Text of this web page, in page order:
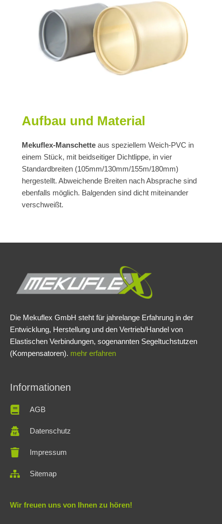
Aufbau und Material
Mekuflex-Manschette aus speziellem Weich-PVC in
einem Stück, mit beidseitiger Dichtlippe, in vier
Standardbreiten (105mm/130mm/155m/180mm)
hergestellt. Abweichende Breiten nach Absprache sind
ebenfalls möglich. Balgenden sind dicht miteinander
verschweißt.
Die Mekuflex GmbH steht für jahrelange Erfahrung in der
Entwicklung, Herstellung und den Vertrieb/Handel von
Elastischen Verbindungen, sogenannten Segeltuchstutzen
(Kompensatoren). mehr erfahren
Informationen
AGB
Datenschutz
Impressum
Sitemap
Wir freuen uns von Ihnen zu hören!